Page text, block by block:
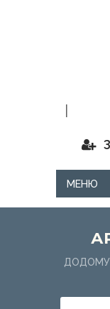
|
МЕНЮ
ДОДОМУ